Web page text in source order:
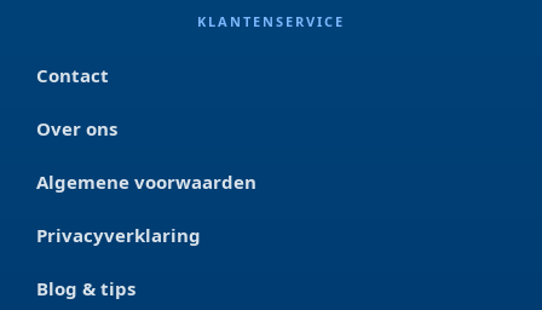
KLANTENSERVICE
Contact
Over ons
Algemene voorwaarden
Privacyverklaring
Blog & tips